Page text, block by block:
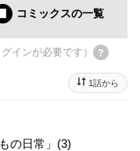
コミックスの一覧
インが必要です）
1話から
の日常」(3)